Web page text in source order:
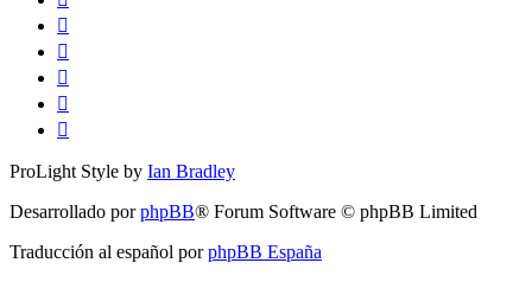
ProLight Style by Ian Bradley
Desarrollado porphpBB® Forum Software © phpBB Limited
Traducción al español porphpBB España